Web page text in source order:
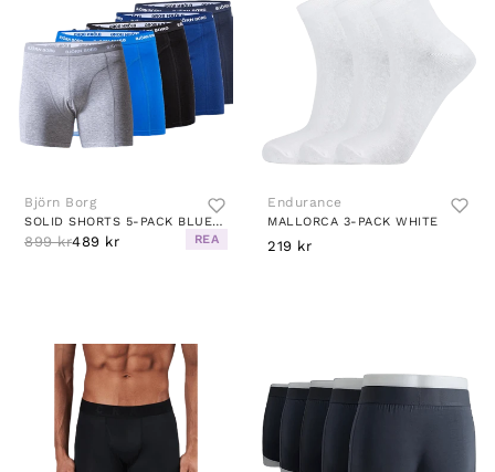
Björn Borg
SOLID SHORTS 5-PACK BLUE/PATTERNED
899 kr489 kr REA
Endurance
MALLORCA 3-PACK WHITE
219 kr